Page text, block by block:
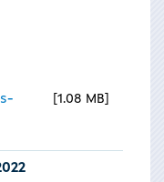
1.08 MB